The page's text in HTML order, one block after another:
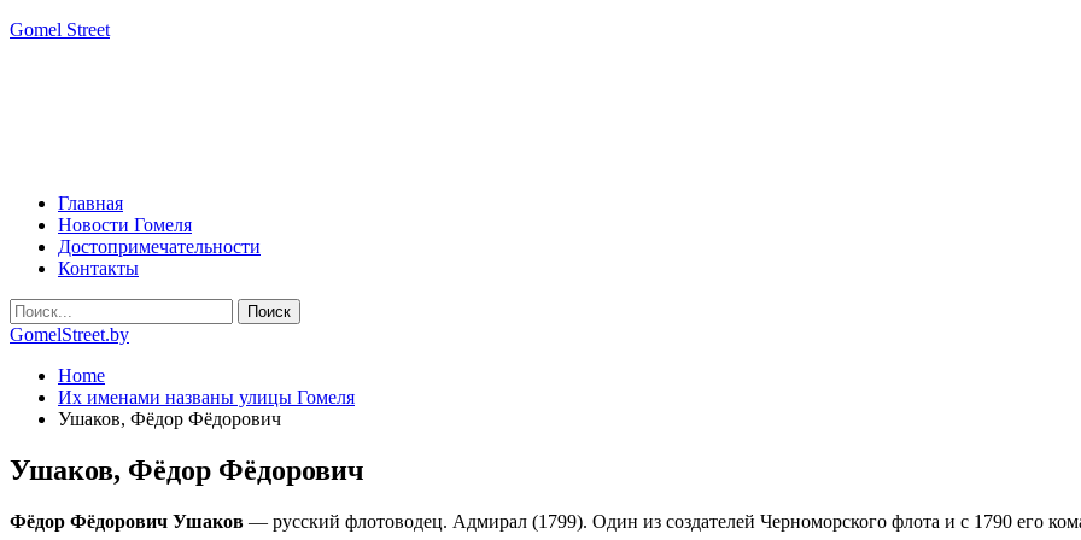
Gomel Street
Главная
Новости Гомеля
Достопримечательности
Контакты
GomelStreet.by
Home
Их именами названы улицы Гомеля
Ушаков, Фёдор Фёдорович
Ушаков, Фёдор Фёдорович
Фёдор Фёдорович Ушаков — русский флотоводец. Адмирал (1799). Один из создателей Черноморского флота и с 1790 его